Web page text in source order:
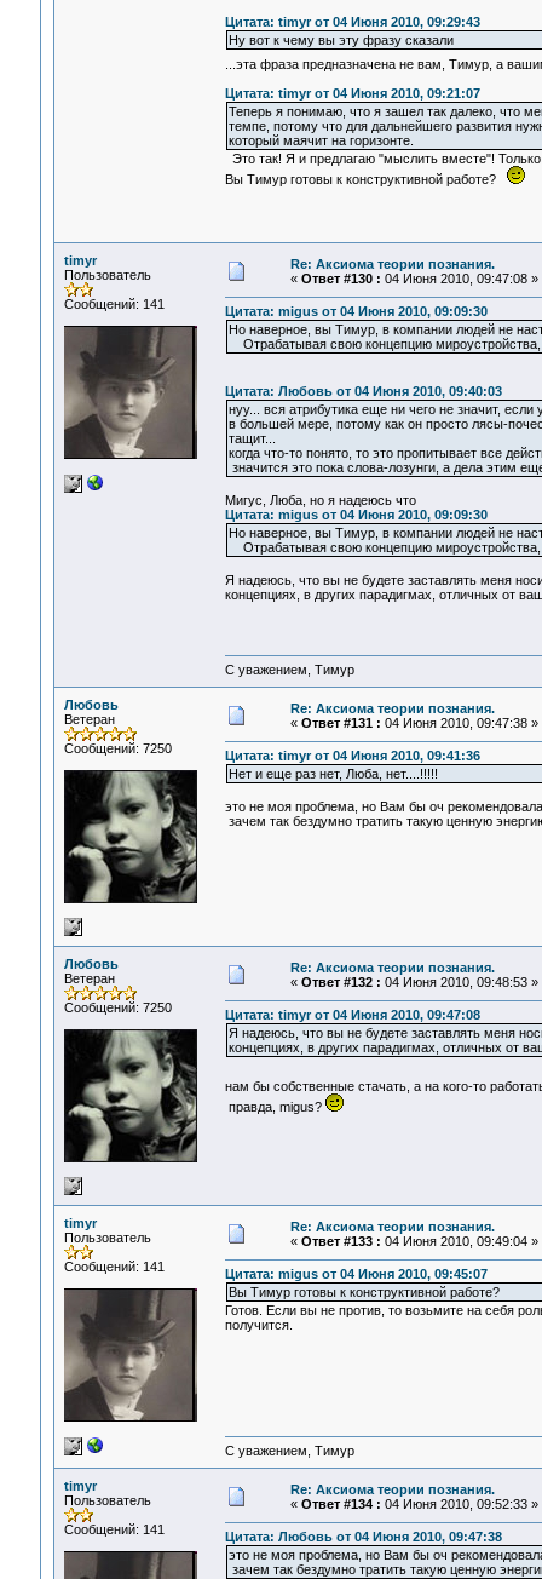
Цитата: timyr от 04 Июня 2010, 09:29:43
Ну вот к чему вы эту фразу сказали
...эта фраза предназначена не вам, Тимур, а
Цитата: timyr от 04 Июня 2010, 09:21:07
Теперь я понимаю, что я зашел так далеко, что
темпе, потому что для дальнейшего развития
который маячит на горизонте.
Это так! Я и предлагаю "мыслить вместе"!
Вы Тимур готовы к конструктивной работе?
timyr
Пользователь
Сообщений: 141
Re: Аксиома теории познания.
« Ответ #130 : 04 Июня 2010, 09:47:08 »
Цитата: migus от 04 Июня 2010, 09:09:30
Но наверное, вы Тимур, в компании людей не
Отрабатывая свою концепцию мироустройства,
Цитата: Любовь от 04 Июня 2010, 09:40:03
нуу... вся атрибутика еще ни чего не значит,
в большей мере, потому как он просто лясы-
тащит...
когда что-то понято, то это пропитывает все
значится это пока слова-лозунги, а дела этим
Мигус, Люба, но я надеюсь что
Цитата: migus от 04 Июня 2010, 09:09:30
Но наверное, вы Тимур, в компании людей не
Отрабатывая свою концепцию мироустройства,
Я надеюсь, что вы не будете заставлять меня
концепциях, в других парадигмах, отличных от
С уважением, Тимур
Любовь
Ветеран
Сообщений: 7250
Re: Аксиома теории познания.
« Ответ #131 : 04 Июня 2010, 09:47:38 »
Цитата: timyr от 04 Июня 2010, 09:41:36
Нет и еще раз нет, Люба, нет....!!!!!
это не моя проблема, но Вам бы оч
зачем так бездумно тратить такую ценную
Любовь
Ветеран
Сообщений: 7250
Re: Аксиома теории познания.
« Ответ #132 : 04 Июня 2010, 09:48:53 »
Цитата: timyr от 04 Июня 2010, 09:47:08
Я надеюсь, что вы не будете заставлять меня
концепциях, в других парадигмах, отличных от
нам бы собственные стачать, а на кого-то
правда, migus?
timyr
Пользователь
Сообщений: 141
Re: Аксиома теории познания.
« Ответ #133 : 04 Июня 2010, 09:49:04 »
Цитата: migus от 04 Июня 2010, 09:45:07
Вы Тимур готовы к конструктивной работе?
Готов. Если вы не против, то возьмите на себя
получится.
С уважением, Тимур
timyr
Пользователь
Сообщений: 141
Re: Аксиома теории познания.
« Ответ #134 : 04 Июня 2010, 09:52:33 »
Цитата: Любовь от 04 Июня 2010, 09:47:38
это не моя проблема, но Вам бы оч
зачем так бездумно тратить такую ценную